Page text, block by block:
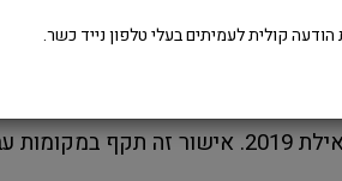
טופס אישור סמינר
המקומי.
קולית לעמיתים בעלי טלפון נייד כשר.